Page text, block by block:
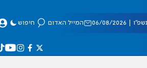
08/2026 המייל האדום חיפוש